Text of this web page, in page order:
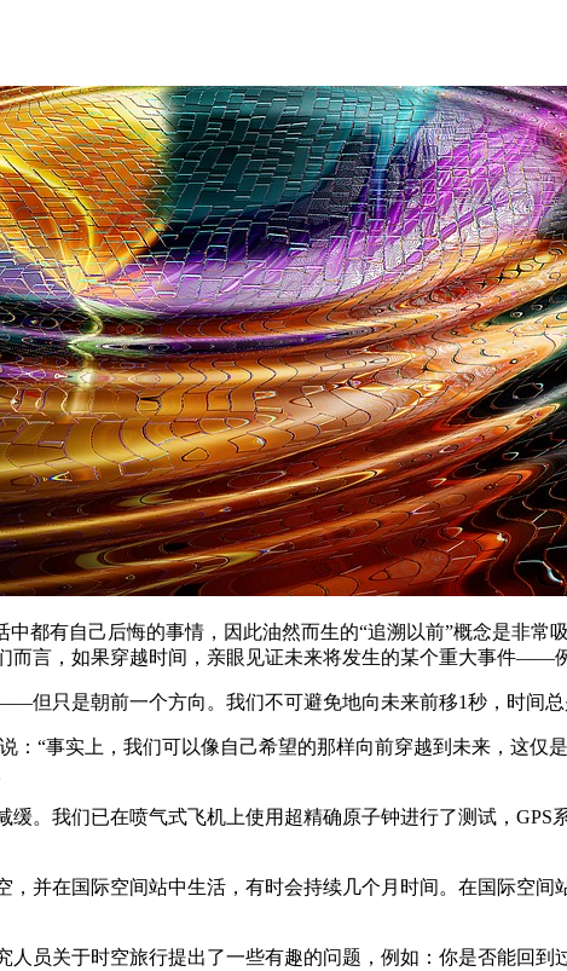
都有自己后悔的事情，因此油然而生的“追溯以前”概念是非
而言，如果穿越时间，亲眼见证未来将发生的某个重大事件——
但只是朝前一个方向。我们不可避免地向未来前移1秒，时间
：“事实上，我们可以像自己希望的那样向前穿越到未来，这仅
。我们已在喷气式飞机上使用超精确原子钟进行了测试，
并在国际空间站中生活，有时会持续几个月时间。在国际空
员关于时空旅行提出了一些有趣的问题，例如：你是否能回到